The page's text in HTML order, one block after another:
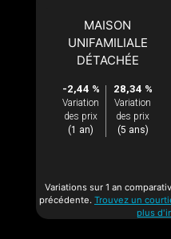
MAISON
UNIFAMILIALE
DÉTACHÉE
-2,44 %
Variation
des prix
(1 an)
28,34 %
Variation
des prix
(5 ans)
Variations sur 1 an
précédente. Trouvez un
plus